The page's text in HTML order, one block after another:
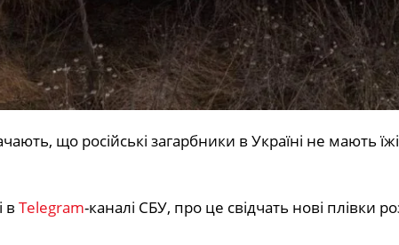
що російські загарбники в Україні не мають
в Telegram-каналі СБУ, про це свідчать нові плівки